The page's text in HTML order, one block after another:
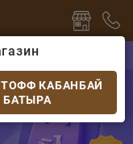
КАБАНБАЙ
БАТЫРА